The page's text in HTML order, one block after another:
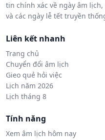
tin chính xác về ngày âm
và các ngày lễ tết truyền
Liên kết nhanh
Trang chủ
Chuyển đổi âm lịch
Gieo quẻ hỏi việc
Lịch năm 2026
Lịch tháng 8
Tính năng
Xem âm lịch hôm nay